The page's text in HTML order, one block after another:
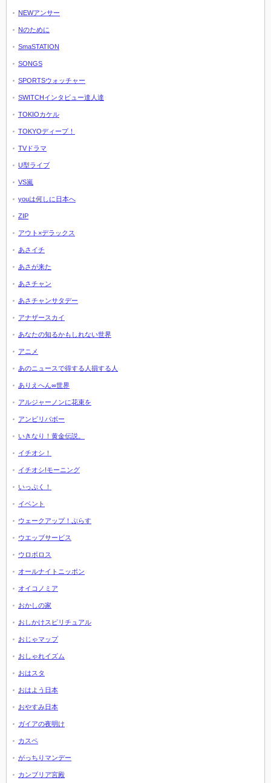
NEWアンサー
Nのために
SmaSTATION
SONGS
SPORTSウォッチャー
SWITCHインタビュー達人達
TOKIOカケル
TOKYOディープ！
TVドラマ
U型ライブ
VS嵐
youは何しに日本へ
ZIP
アウト×デラックス
あさイチ
あさが来た
あさチャン
あさチャンサタデー
アナザースカイ
あなたの知るかもしれない世界
アニメ
あのニュースで得する人損する人
ありえへん∞世界
アルジャーノンに花束を
アンビリバボー
いきなり！黄金伝説。
イチオシ！
イチオシ!モーニング
いっぷく！
イベント
ウェークアップ！ぷらす
ウエッブサービス
ウロボロス
オールナイトニッポン
オイコノミア
おかしの家
おしかけスピリチュアル
おじゃマップ
おしゃれイズム
おはスタ
おはよう日本
おやすみ日本
ガイアの夜明け
カスペ
がっちりマンデー
カンブリア宮殿